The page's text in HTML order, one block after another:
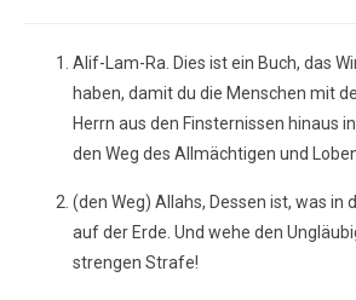
Alif-Lam-Ra. Dies ist ein Buch, das
haben, damit du die Menschen mit
Herrn aus den Finsternissen hinaus
den Weg des Allmächtigen und
(den Weg) Allahs, Dessen ist, was in
auf der Erde. Und wehe den
strengen Strafe!